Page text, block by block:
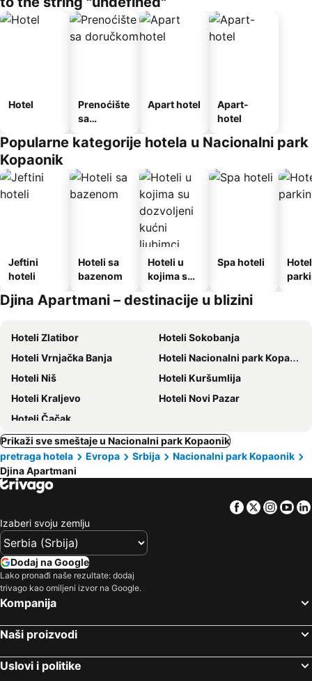
Hotel
Prenoćište
sa
Apart hotel
Apart-
hotel
Popularne kategorije hotela u Nacionalni park
Kopaonik
Jeftini
hoteli
Hoteli sa
bazenom
Hoteli u
kojima su
kućni
Spa hoteli
Djina Apartmani – destinacije u blizini
Hoteli Zlatibor
Hoteli Sokobanja
Hoteli Vrnjačka Banja
Hoteli Nacionalni park Kopaonik
Hoteli Niš
Hoteli Kuršumlija
Hoteli Kraljevo
Hoteli Novi Pazar
Hoteli Čačak
Prikaži sve smeštaje u Nacionalni park Kopaonik
pretraga hotela
Evropa Srbija
Nacionalni park Kopaonik
Djina Apartmani
Facebook
Twitter
Izaberi svoju zemlju
Dodaj na Google
Lako pronađi naše rezultate: dodaj
trivago kao omiljeni izvor na Google.
Kompanija
Naši proizvodi
Uslovi i politike